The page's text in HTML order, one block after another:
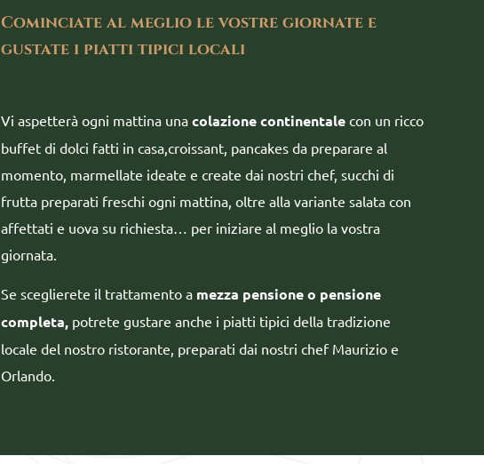
Cominciate al meglio le vostre giornate e
gustate i piatti tipici locali
Vi aspetterà ogni mattina una colazione continentalecon un ricco
buffet di dolci fatti in casa,croissant, pancakes da preparare al
momento, marmellate ideate e create dai nostri chef, succhi di
frutta preparati freschi ogni mattina, oltre alla variante salata con
affettati e uova su richiesta… per iniziare al meglio la vostra
giornata.
Se sceglierete il trattamento a mezza pensione o pensione
completa, potrete gustare anche i piatti tipici della tradizione
locale del nostro ristorante, preparati dai nostri chef Maurizio e
Orlando.